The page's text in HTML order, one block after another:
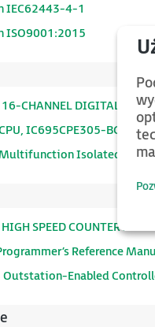
IEC62443-4-1
ISO9001:2015
16-CHANNEL DIGITAL
IC695CPE305-BCAD,
Isolated
SPEED COUNTER
Reference
Outstation-Enabled